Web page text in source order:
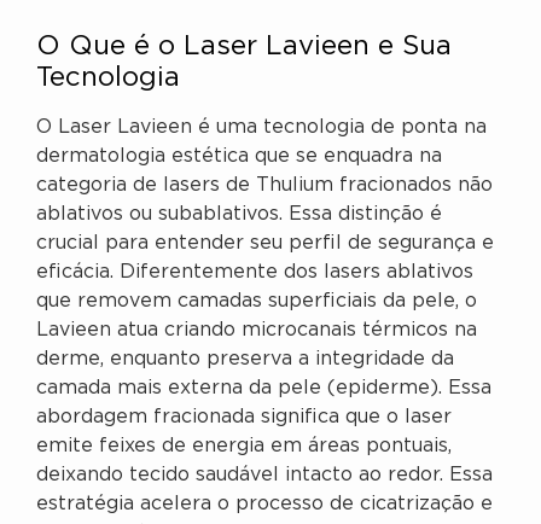
O Que é o Laser Lavieen e Sua
Tecnologia
O Laser Lavieen é uma tecnologia de ponta na
dermatologia estética que se enquadra na
categoria de lasers de Thulium fracionados não
ablativos ou subablativos. Essa distinção é
crucial para entender seu perfil de segurança e
eficácia. Diferentemente dos lasers ablativos
que removem camadas superficiais da pele, o
Lavieen atua criando microcanais térmicos na
derme, enquanto preserva a integridade da
camada mais externa da pele (epiderme). Essa
abordagem fracionada significa que o laser
emite feixes de energia em áreas pontuais,
deixando tecido saudável intacto ao redor. Essa
estratégia acelera o processo de cicatrização e